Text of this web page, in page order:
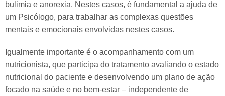
bulimia e anorexia. Nestes casos, é fundamental a ajuda de
um Psicólogo, para trabalhar as complexas questões
mentais e emocionais envolvidas nestes casos.
Igualmente importante é o acompanhamento com um
nutricionista, que participa do tratamento avaliando o estado
nutricional do paciente e desenvolvendo um plano de ação
focado na saúde e no bem-estar – independente de